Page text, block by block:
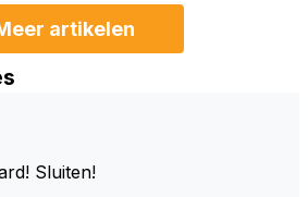
artikelen
Sluiten!